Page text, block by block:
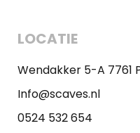
LOCATIE
Wendakker 5-A 7761
Info@scaves.nl
0524 532 654